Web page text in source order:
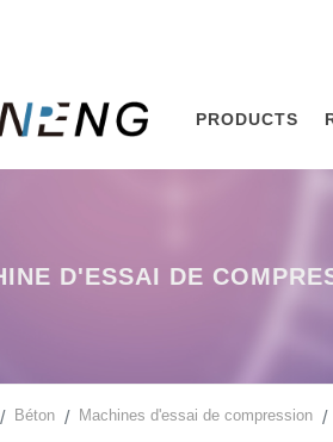
PRODUCTS
D'ESSAI DE
Béton Machines d'essai de compression